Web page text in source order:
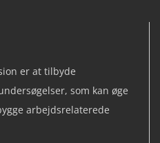
er at tilbyde
som kan øge
arbejdsrelaterede